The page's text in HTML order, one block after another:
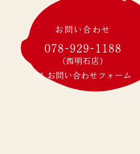
お問い合わせ
078-929-1188
(西明石店)
お問い合わせフォーム